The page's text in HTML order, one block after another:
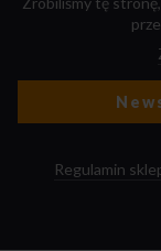
Regulamin